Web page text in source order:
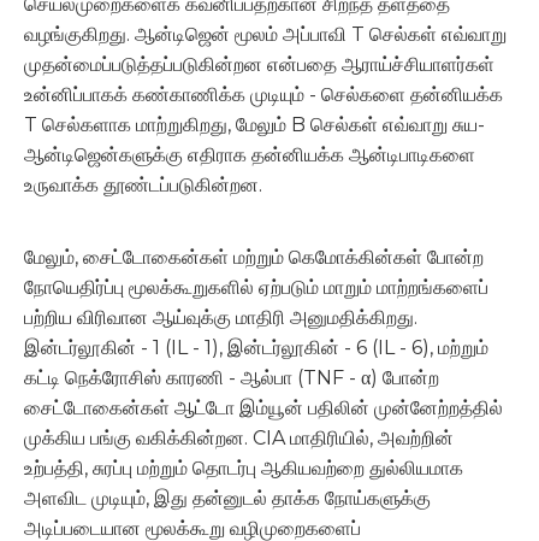
வழங்குகிறது. ஆன்டிஜென் மூலம் அப்பாவி T செல்கள் எவ்வாறு
முதன்மைப்படுத்தப்படுகின்றன என்பதை ஆராய்ச்சியாளர்கள்
உன்னிப்பாகக் கண்காணிக்க முடியும் - செல்களை தன்னியக்க
T செல்களாக மாற்றுகிறது, மேலும் B செல்கள் எவ்வாறு சுய-
ஆன்டிஜென்களுக்கு எதிராக தன்னியக்க ஆன்டிபாடிகளை
உருவாக்க தூண்டப்படுகின்றன.
மேலும், சைட்டோகைன்கள் மற்றும் கெமோக்கின்கள் போன்ற
நோயெதிர்ப்பு மூலக்கூறுகளில் ஏற்படும் மாறும் மாற்றங்களைப்
பற்றிய விரிவான ஆய்வுக்கு மாதிரி அனுமதிக்கிறது.
இன்டர்லூகின் - 1 (IL - 1), இன்டர்லூகின் - 6 (IL - 6), மற்றும்
கட்டி நெக்ரோசிஸ் காரணி - ஆல்பா (TNF - α) போன்ற
சைட்டோகைன்கள் ஆட்டோ இம்யூன் பதிலின் முன்னேற்றத்தில்
முக்கிய பங்கு வகிக்கின்றன. CIA மாதிரியில், அவற்றின்
உற்பத்தி, சுரப்பு மற்றும் தொடர்பு ஆகியவற்றை துல்லியமாக
அளவிட முடியும், இது தன்னுடல் தாக்க நோய்களுக்கு
அடிப்படையான மூலக்கூறு வழிமுறைகளைப்